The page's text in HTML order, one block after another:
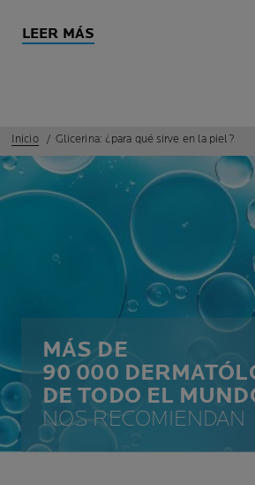
LEER MÁS
Inicio Glicerina: ¿para qué sirve en la piel?
MÁS DE
90 000
DE TODO EL
NOS RECOMIENDAN